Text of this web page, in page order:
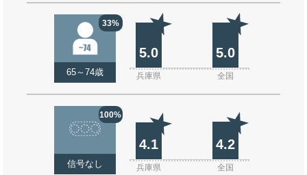
33%
65～74歳
5.0 5.0
兵庫県 全国
100%
信号なし
4.1 4.2
兵庫県 全国